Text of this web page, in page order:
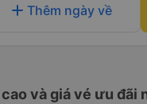
add Thêm ngày về
và giá vé ưu đãi